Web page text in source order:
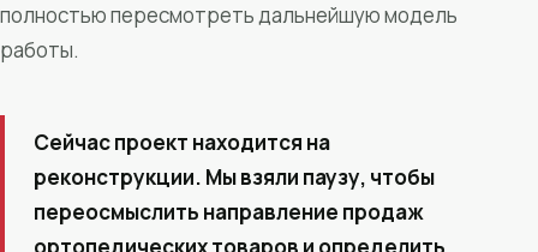
полностью пересмотреть дальнейшую модель
работы.
Сейчас проект находится на
реконструкции. Мы взяли паузу, чтобы
переосмыслить направление продаж